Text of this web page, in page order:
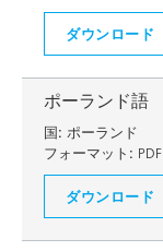
ダウンロード
ポーランド語
国: ポーランド
フォーマット: PDF
ダウンロード